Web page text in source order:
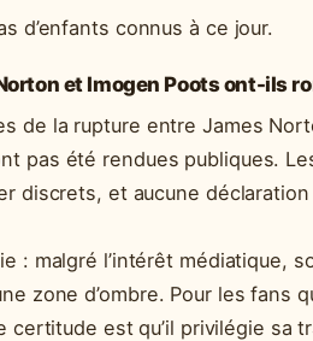
d’enfants connus à ce jour.
et Imogen Poots ont-ils
de la rupture entre James
pas été rendues publiques.
discrets, et aucune déclaration
: malgré l’intérêt médiatique,
zone d’ombre. Pour les fans
certitude est qu’il privilégie sa